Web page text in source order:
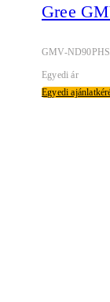
Gree
GMV-
Egyedi ár
Egyedi